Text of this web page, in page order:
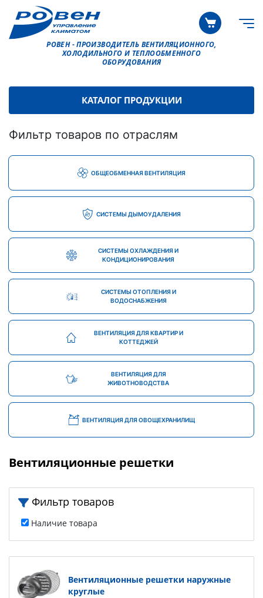
РОВЕН - ПРОИЗВОДИТЕЛЬ ВЕНТИЛЯЦИОННОГО,
ХОЛОДИЛЬНОГО И ТЕПЛООБМЕННОГО
ОБОРУДОВАНИЯ
КАТАЛОГ ПРОДУКЦИИ
Фильтр товаров по отраслям
ОБЩЕОБМЕННАЯ ВЕНТИЛЯЦИЯ
СИСТЕМЫ ДЫМОУДАЛЕНИЯ
СИСТЕМЫ ОХЛАЖДЕНИЯ И
КОНДИЦИОНИРОВАНИЯ
СИСТЕМЫ ОТОПЛЕНИЯ И
ВОДОСНАБЖЕНИЯ
ВЕНТИЛЯЦИЯ ДЛЯ КВАРТИР И
КОТТЕДЖЕЙ
ВЕНТИЛЯЦИЯ ДЛЯ
ЖИВОТНОВОДСТВА
ВЕНТИЛЯЦИЯ ДЛЯ ОВОЩЕХРАНИЛИЩ
Вентиляционные решетки
Фильтр товаров
Наличие товара
Вентиляционные решетки наружные
круглые